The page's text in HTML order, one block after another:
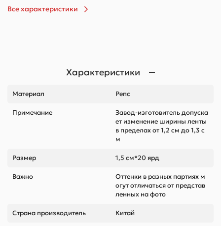
Все характеристики
Характеристики
Материал Репс
Примечание
Завод-изготовитель допуска
ет изменение ширины ленты
в пределах от 1,2 см до 1,3 с
м
Размер 1,5 см*20 ярд
Важно
Оттенки в разных партиях м
огут отличаться от представ
ленных на фото
Страна производитель Китай